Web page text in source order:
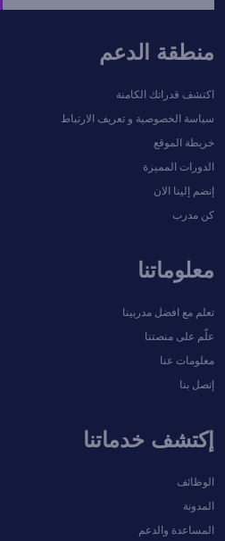
منطقة الدعم
اكتشف قدراتك الكامنة
سياسة الخصوصية و تعريف الارتباط
خريطة الموقع
الدورات المميزة
إنضم إلينا الان
كن مدرب
معلوماتنا
تعلم مع افضل مدربينا
علّم على منصتنا
معلومات عنا
إتصل بنا
إكتشف خدماتنا
الوظائف
المدونة
المساعدة والدعم